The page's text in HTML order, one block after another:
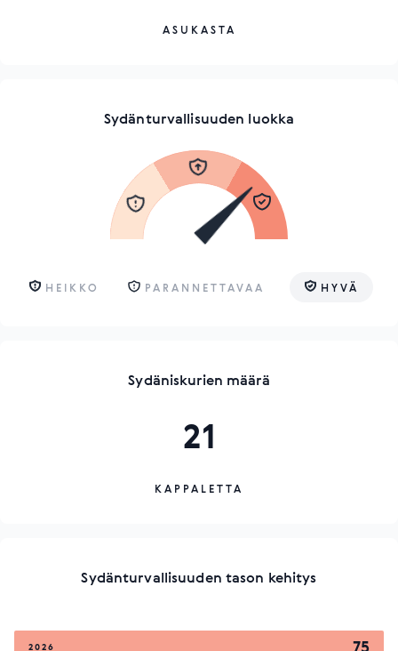
ASUKASTA
Sydänturvallisuuden luokka
HEIKKO PARANNETTAVAA HYVÄ
Sydäniskurien määrä
21
KAPPALETTA
Sydänturvallisuuden tason kehitys
2026 75